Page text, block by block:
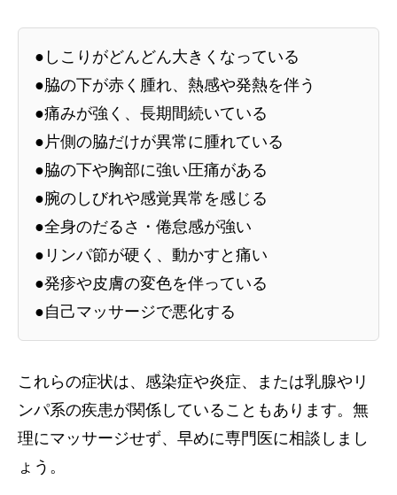
●しこりがどんどん大きくなっている
●脇の下が赤く腫れ、熱感や発熱を伴う
●痛みが強く、長期間続いている
●片側の脇だけが異常に腫れている
●脇の下や胸部に強い圧痛がある
●腕のしびれや感覚異常を感じる
●全身のだるさ・倦怠感が強い
●リンパ節が硬く、動かすと痛い
●発疹や皮膚の変色を伴っている
●自己マッサージで悪化する
これらの症状は、感染症や炎症、または乳腺やリ
ンパ系の疾患が関係していることもあります。無
理にマッサージせず、早めに専門医に相談しまし
ょう。